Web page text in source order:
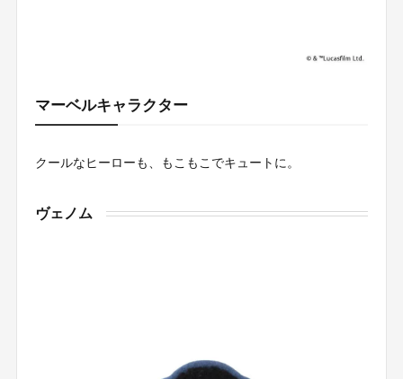
マーベルキャラクター
クールなヒーローも、もこもこでキュートに。
ヴェノム